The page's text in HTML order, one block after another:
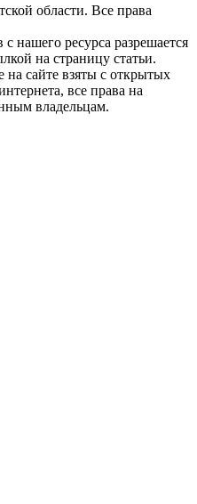
области. Все права
нашего ресурса разрешается
на страницу статьи.
сайте взяты с открытых
все права на
владельцам.